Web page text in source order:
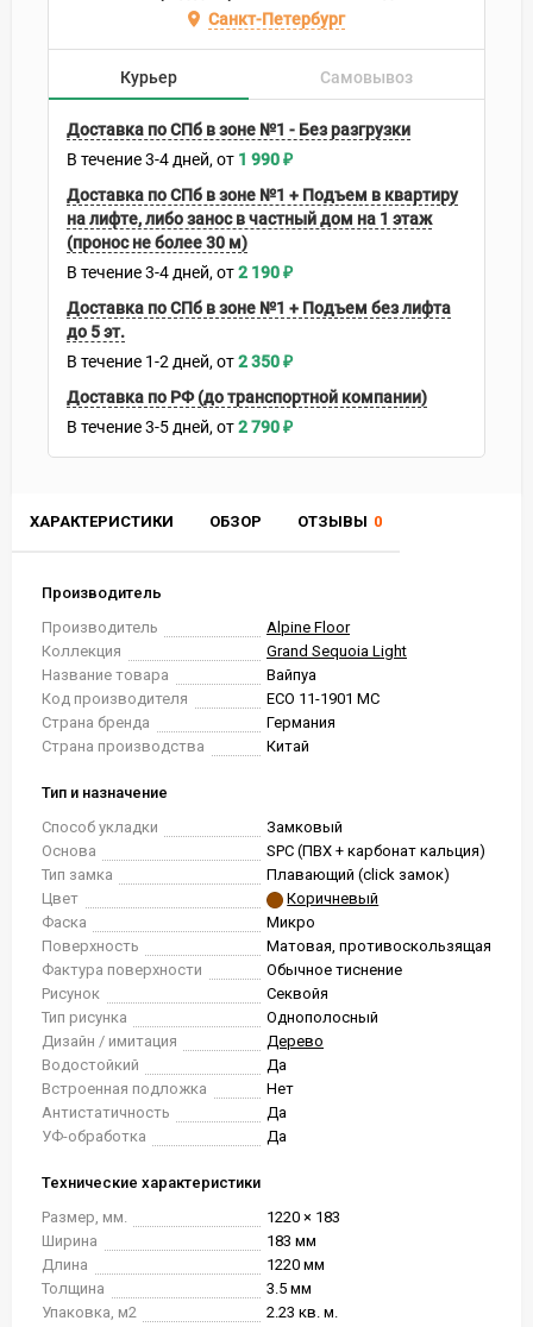
ХАРАКТЕРИСТИКИ ОБЗОР ОТЗЫВЫ 0
Производитель
Производитель
Alpine Floor
Коллекция
Grand Sequoia Light
Название товара
Вайпуа
Код производителя
ЕСО 11-1901 MC
Страна бренда
Германия
Страна производства
Китай
Тип и назначение
Способ укладки
Замковый
Основа
SPC (ПВХ + карбонат кальция)
Тип замка
Плавающий (click замок)
Цвет
Коричневый
Фаска
Микро
Поверхность
Матовая, противоскользящая
Фактура поверхности
Обычное тиснение
Рисунок
Секвойя
Тип рисунка
Однополосный
Дизайн / имитация
Дерево
Водостойкий
Да
Встроенная подложка
Нет
Антистатичность
Да
УФ-обработка
Да
Технические характеристики
Размер, мм.
1220 × 183
Ширина
183 мм
Длина
1220 мм
Толщина
3.5 мм
Упаковка, м2
2.23 кв. м.
Санкт-Петербург
Курьер Самовывоз
Доставка по СПб в зоне №1 - Без разгрузки
В течение3-4 дней 1 990₽
Доставка по СПб в зоне №1 + Подъем в квартиру
на лифте, либо занос в частный дом на 1 этаж
(пронос не более 30 м)
В течение3-4 дней 2 190₽
Доставка по СПб в зоне №1 + Подъем без лифта
до 5 эт.
В течение 1-2 дней 2 350₽
Доставка по РФ (до транспортной компании)
В течение3-5 дней 2 790₽